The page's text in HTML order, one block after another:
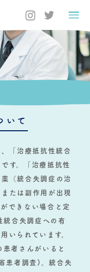
いて
「治療抵抗性統合
す。「治療抵抗性
（統合失調症の治
たは副作用が出現
できない場合と定
統合失調症への有
いられています。
者さんがいると
患者調査)。統合失